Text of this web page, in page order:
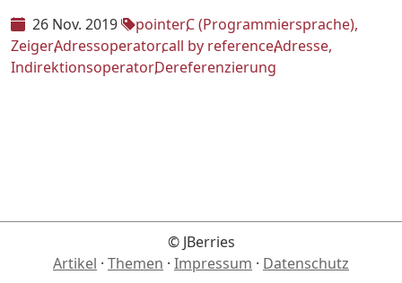
26 Nov. 2019 pointerC (Programmiersprache)
ZeigerAdressoperatorcall by referenceAdresse
IndirektionsoperatorDereferenzierung
© JBerries
Artikel · Themen · Impressum · Datenschutz